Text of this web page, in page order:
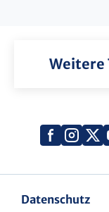
Weitere
Datenschutz